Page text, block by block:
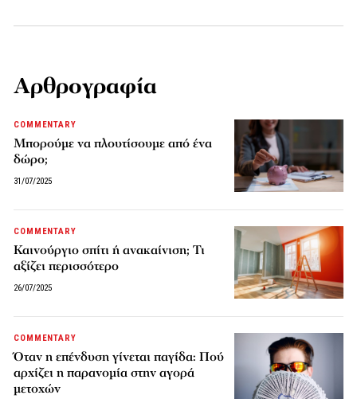
Αρθρογραφία
COMMENTARY
Μπορούμε να πλουτίσουμε από ένα
δώρο;
31/07/2025
COMMENTARY
Καινούργιο σπίτι ή ανακαίνιση; Τι
αξίζει περισσότερο
26/07/2025
COMMENTARY
Όταν η επένδυση γίνεται παγίδα: Πού
αρχίζει η παρανομία στην αγορά
μετοχών